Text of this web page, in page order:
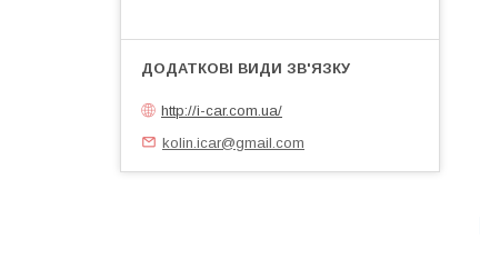
http://i-car.com.ua/
kolin.icar@gmail.com